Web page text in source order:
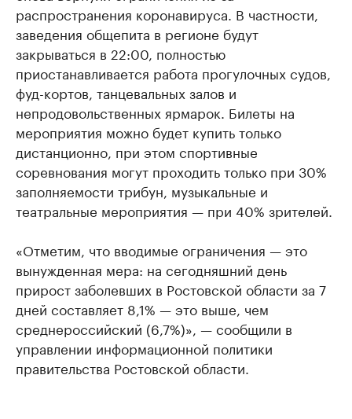
распространения коронавируса. В частности,
заведения общепита в регионе будут
закрываться в 22:00, полностью
приостанавливается работа прогулочных судов,
фуд-кортов, танцевальных залов и
непродовольственных ярмарок. Билеты на
мероприятия можно будет купить только
дистанционно, при этом спортивные
соревнования могут проходить только при 30%
заполняемости трибун, музыкальные и
театральные мероприятия — при 40% зрителей.
«Отметим, что вводимые ограничения — это
вынужденная мера: на сегодняшний день
прирост заболевших в Ростовской области за 7
дней составляет 8,1% — это выше, чем
среднероссийский (6,7%)», — сообщили в
управлении информационной политики
правительства Ростовской области.